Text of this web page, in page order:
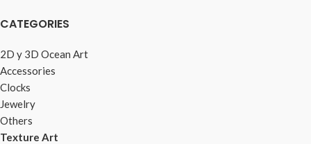
CATEGORIES
2D y 3D Ocean Art
Accessories
Clocks
Jewelry
Others
Texture Art